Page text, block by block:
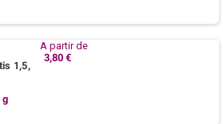
1,5,
g
A partir de
3,80 €